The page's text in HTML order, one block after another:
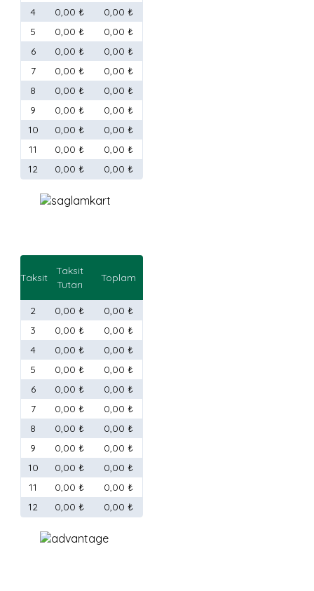
4 0,00 ₺
0,00 ₺
5
0,00 ₺
0,00 ₺
6
0,00 ₺
0,00 ₺
7
0,00 ₺
0,00 ₺
8
0,00 ₺
0,00 ₺
9
0,00 ₺
0,00 ₺
10
0,00 ₺
0,00 ₺
11
0,00 ₺
0,00 ₺
12
0,00 ₺ 0,00 ₺
Taksit
Taksit
Tutarı
Toplam
2 0,00 ₺
0,00 ₺
3
0,00 ₺
0,00 ₺
4
0,00 ₺
0,00 ₺
5
0,00 ₺
0,00 ₺
6
0,00 ₺
0,00 ₺
7
0,00 ₺
0,00 ₺
8
0,00 ₺
0,00 ₺
9
0,00 ₺
0,00 ₺
10
0,00 ₺
0,00 ₺
11
0,00 ₺
0,00 ₺
12
0,00 ₺ 0,00 ₺